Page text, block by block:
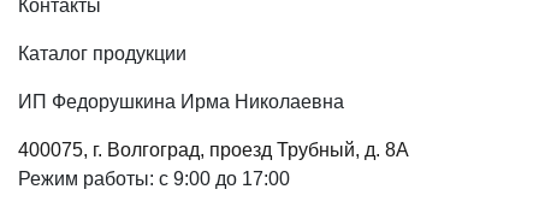
Контакты
Каталог продукции
ИП Федорушкина Ирма Николаевна
400075, г. Волгоград, проезд Трубный, д. 8А
Режим работы: с 9:00 до 17:00